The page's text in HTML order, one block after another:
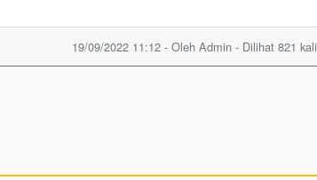
19/09/2022 11:12 - Oleh Admin - Dilihat 821 kali